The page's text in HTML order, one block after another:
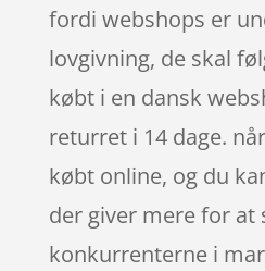
fordi webshops er
lovgivning, de skal
købt i en dansk
returret i 14 dage.
købt online, og du
der giver mere for at
konkurrenterne i